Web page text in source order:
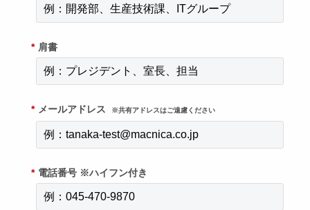
* 肩書
* メールアドレス ※共有アドレスはご遠慮ください
* 電話番号 ※ハイフン付き